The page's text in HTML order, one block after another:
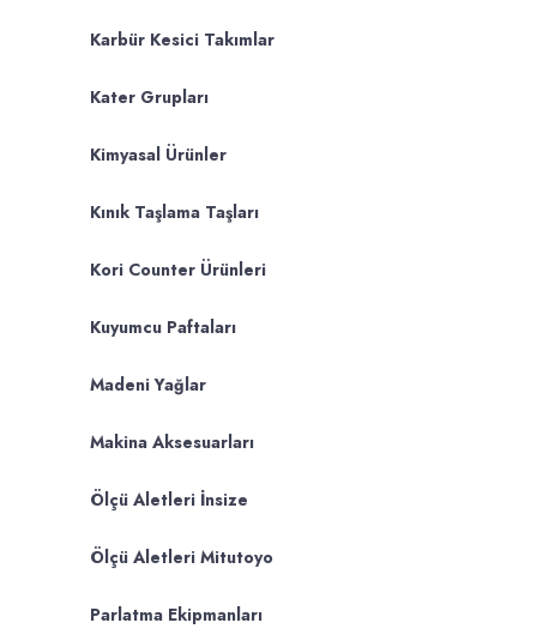
Karbür Kesici Takımlar
Kater Grupları
Kimyasal Ürünler
Kınık Taşlama Taşları
Kori Counter Ürünleri
Kuyumcu Paftaları
Madeni Yağlar
Makina Aksesuarları
Ölçü Aletleri İnsize
Ölçü Aletleri Mitutoyo
Parlatma Ekipmanları